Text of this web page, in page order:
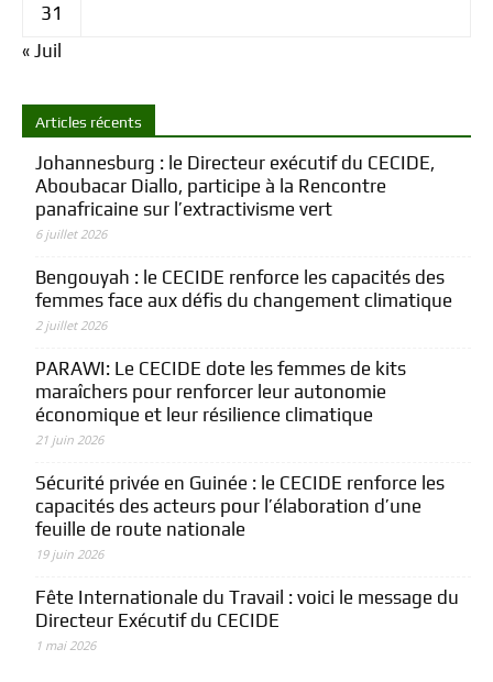
31
« Juil
Articles récents
Johannesburg : le Directeur exécutif du CECIDE,
Aboubacar Diallo, participe à la Rencontre
panafricaine sur l’extractivisme vert
6 juillet 2026
Bengouyah : le CECIDE renforce les capacités des
femmes face aux défis du changement climatique
2 juillet 2026
PARAWI: Le CECIDE dote les femmes de kits
maraîchers pour renforcer leur autonomie
économique et leur résilience climatique
21 juin 2026
Sécurité privée en Guinée : le CECIDE renforce les
capacités des acteurs pour l’élaboration d’une
feuille de route nationale
19 juin 2026
Fête Internationale du Travail : voici le message du
Directeur Exécutif du CECIDE
1 mai 2026